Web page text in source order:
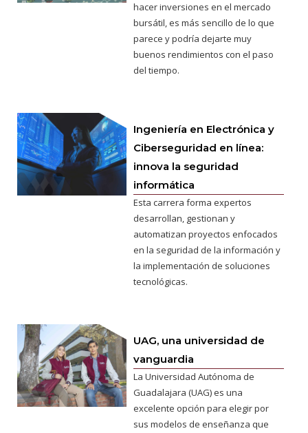
hacer inversiones en el mercado
bursátil, es más sencillo de lo que
parece y podría dejarte muy
buenos rendimientos con el paso
del tiempo.
Ingeniería en Electrónica y
Ciberseguridad en línea:
innova la seguridad
informática
Esta carrera forma expertos
desarrollan, gestionan y
automatizan proyectos enfocados
en la seguridad de la información y
la implementación de soluciones
tecnológicas.
UAG, una universidad de
vanguardia
La Universidad Autónoma de
Guadalajara (UAG) es una
excelente opción para elegir por
sus modelos de enseñanza que